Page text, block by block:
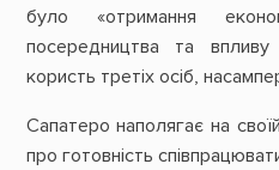
було «отримання
посередництва та
користь третіх осіб,
Сапатеро наполягає на
про готовність